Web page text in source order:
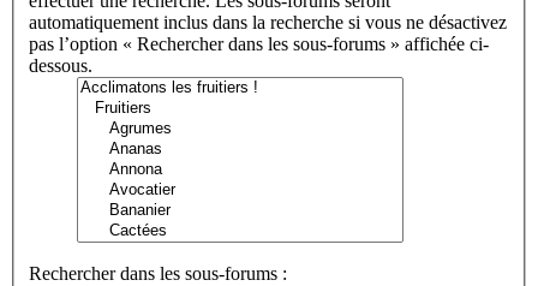
automatiquement inclus dans la recherche si vous ne désactivez
pas l’option « Rechercher dans les sous-forums » affichée ci-
dessous.
Rechercher dans les sous-forums :